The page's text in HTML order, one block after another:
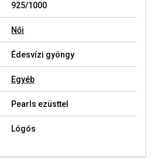
925/1000
Női
Édesvízi gyöngy
Egyéb
Pearls ezüsttel
Lógós